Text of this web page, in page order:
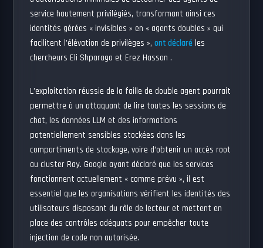
service hautement privilégiés, transformant ainsi ces
identités gérées « invisibles » en « agents doubles » qui
facilitent l’élévation de privilèges »,ont déclaré les
chercheurs Eli Shparaga et Erez Hasson .
L’exploitation réussie de la faille de double agent pourrait
permettre à un attaquant de lire toutes les sessions de
chat, les données LLM et des informations
potentiellement sensibles stockées dans les
compartiments de stockage, voire d’obtenir un accès root
au cluster Ray. Google ayant déclaré que les services
fonctionnent actuellement « comme prévu », il est
essentiel que les organisations vérifient les identités des
utilisateurs disposant du rôle de lecteur et mettent en
place des contrôles adéquats pour empêcher toute
injection de code non autorisée.